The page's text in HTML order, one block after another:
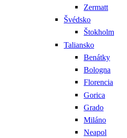
Zermatt
Švédsko
Štokholm
Taliansko
Benátky
Bologna
Florencia
Gorica
Grado
Miláno
Neapol